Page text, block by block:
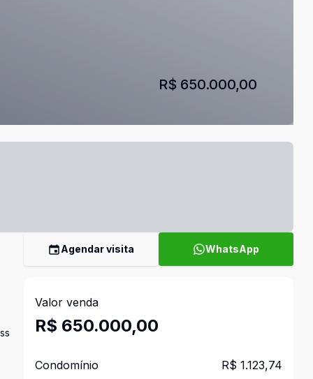
R$ 650.000,00
Agendar visita WhatsApp
Valor venda
R$ 650.000,00
Condomínio R$ 1.123,74